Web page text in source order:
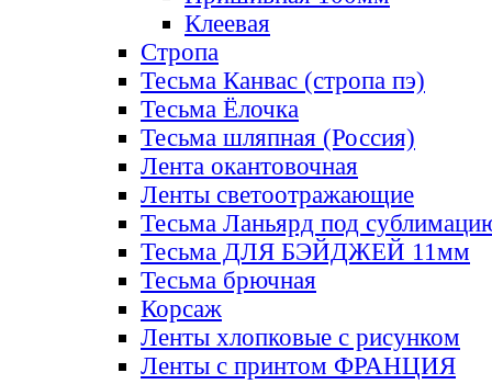
Клеевая
Стропа
Тесьма Канвас (стропа пэ)
Тесьма Ёлочка
Тесьма шляпная (Россия)
Лента окантовочная
Ленты светоотражающие
Тесьма Ланьярд под
Тесьма ДЛЯ БЭЙДЖЕЙ 11мм
Тесьма брючная
Корсаж
Ленты хлопковые с рисунком
Ленты с принтом ФРАНЦИЯ